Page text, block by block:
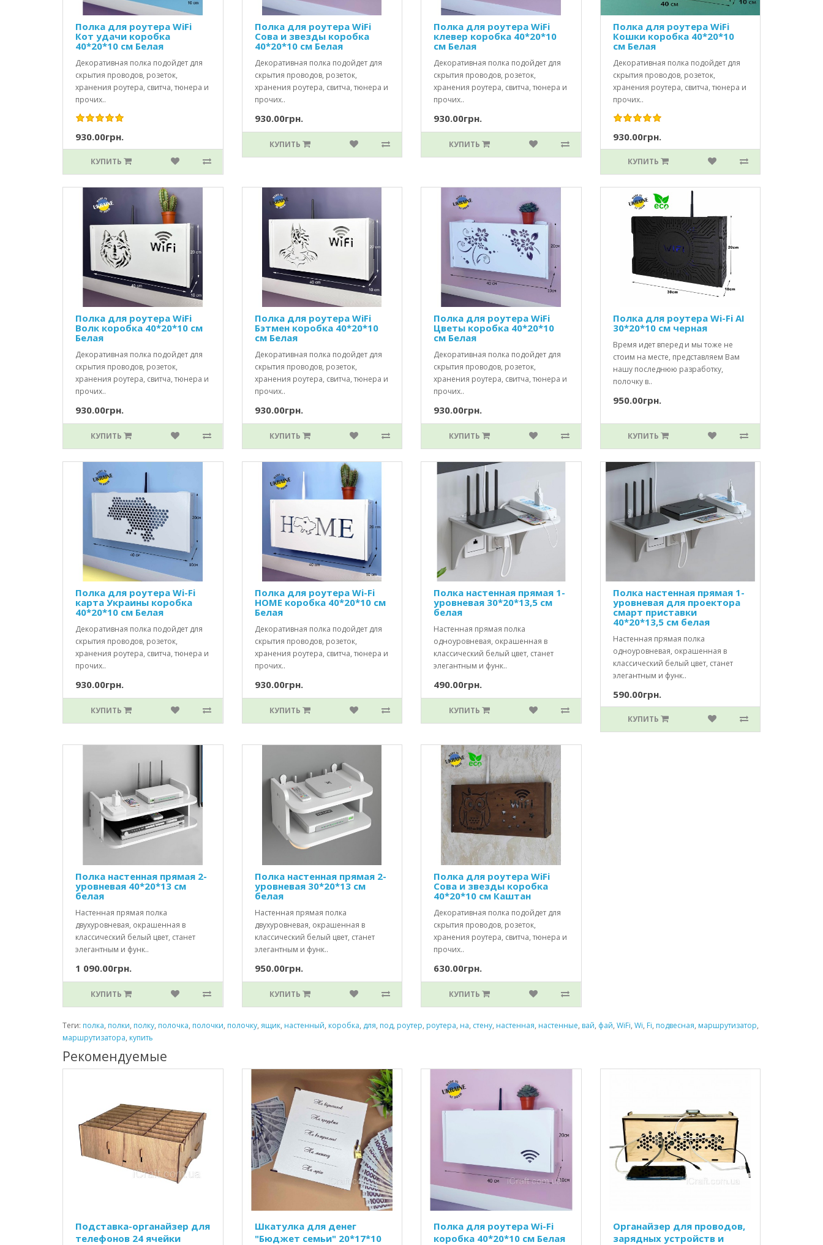
Полка для роутера WiFi
Кот удачи коробка
40*20*10 см Белая
Декоративная полка подойдет для
скрытия проводов, розеток,
хранения роутера, свитча, тюнера и
прочих..
930.00грн.
КУПИТЬ
Полка для роутера WiFi
Сова и звезды коробка
40*20*10 см Белая
Декоративная полка подойдет для
скрытия проводов, розеток,
хранения роутера, свитча, тюнера и
прочих..
930.00грн.
КУПИТЬ
Полка для роутера WiFi
клевер коробка 40*20*10
см Белая
Декоративная полка подойдет для
скрытия проводов, розеток,
хранения роутера, свитча, тюнера и
прочих..
930.00грн.
КУПИТЬ
Полка для роутера WiFi
Кошки коробка 40*20*10
см Белая
Декоративная полка подойдет для
скрытия проводов, розеток,
хранения роутера, свитча, тюнера и
прочих..
930.00грн.
КУПИТЬ
Полка для роутера WiFi
Волк коробка 40*20*10 см
Белая
Декоративная полка подойдет для
скрытия проводов, розеток,
хранения роутера, свитча, тюнера и
прочих..
930.00грн.
КУПИТЬ
Полка для роутера WiFi
Бэтмен коробка 40*20*10
см Белая
Декоративная полка подойдет для
скрытия проводов, розеток,
хранения роутера, свитча, тюнера и
прочих..
930.00грн.
КУПИТЬ
Полка для роутера WiFi
Цветы коробка 40*20*10
см Белая
Декоративная полка подойдет для
скрытия проводов, розеток,
хранения роутера, свитча, тюнера и
прочих..
930.00грн.
КУПИТЬ
Полка для роутера Wi-Fi AI
30*20*10 см черная
Время идет вперед и мы тоже не
стоим на месте, представляем Вам
нашу последнюю разработку,
полочку в..
950.00грн.
КУПИТЬ
Полка для роутера Wi-Fi
карта Украины коробка
40*20*10 см Белая
Декоративная полка подойдет для
скрытия проводов, розеток,
хранения роутера, свитча, тюнера и
прочих..
930.00грн.
КУПИТЬ
Полка для роутера Wi-Fi
HOME коробка 40*20*10 см
Белая
Декоративная полка подойдет для
скрытия проводов, розеток,
хранения роутера, свитча, тюнера и
прочих..
930.00грн.
КУПИТЬ
Полка настенная прямая 1-
уровневая 30*20*13,5 см
белая
Настенная прямая полка
одноуровневая, окрашенная в
классический белый цвет, станет
элегантным и функ..
490.00грн.
КУПИТЬ
Полка настенная прямая 1-
уровневая для проектора
смарт приставки
40*20*13,5 см белая
Настенная прямая полка
одноуровневая, окрашенная в
классический белый цвет, станет
элегантным и функ..
590.00грн.
КУПИТЬ
Полка настенная прямая 2-
уровневая 40*20*13 см
белая
Настенная прямая полка
двухуровневая, окрашенная в
классический белый цвет, станет
элегантным и функ..
1 090.00грн.
КУПИТЬ
Полка настенная прямая 2-
уровневая 30*20*13 см
белая
Настенная прямая полка
двухуровневая, окрашенная в
классический белый цвет, станет
элегантным и функ..
950.00грн.
КУПИТЬ
Полка для роутера WiFi
Сова и звезды коробка
40*20*10 см Каштан
Декоративная полка подойдет для
скрытия проводов, розеток,
хранения роутера, свитча, тюнера и
прочих..
630.00грн.
КУПИТЬ
Теги: полка, полки, полку, полочка, полочки, полочку, ящик, настенный, коробка, для, под, роутер, роутера, на, стену, настенная, настенные, вай, фай, WiFi, Wi, Fi, подвесная, маршрутизатор,
маршрутизатора, купить
Рекомендуемые
Подставка-органайзер для
телефонов 24 ячейки
Шкатулка для денег
"Бюджет семьи" 20*17*10
Полка для роутера Wi-Fi
коробка 40*20*10 см Белая
Органайзер для проводов,
зарядных устройств и